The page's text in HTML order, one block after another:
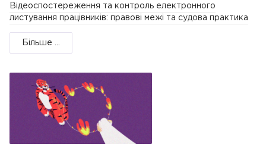
Відеоспостереження та контроль електронного
листування працівників: правові межі та судова практика
Більше ...